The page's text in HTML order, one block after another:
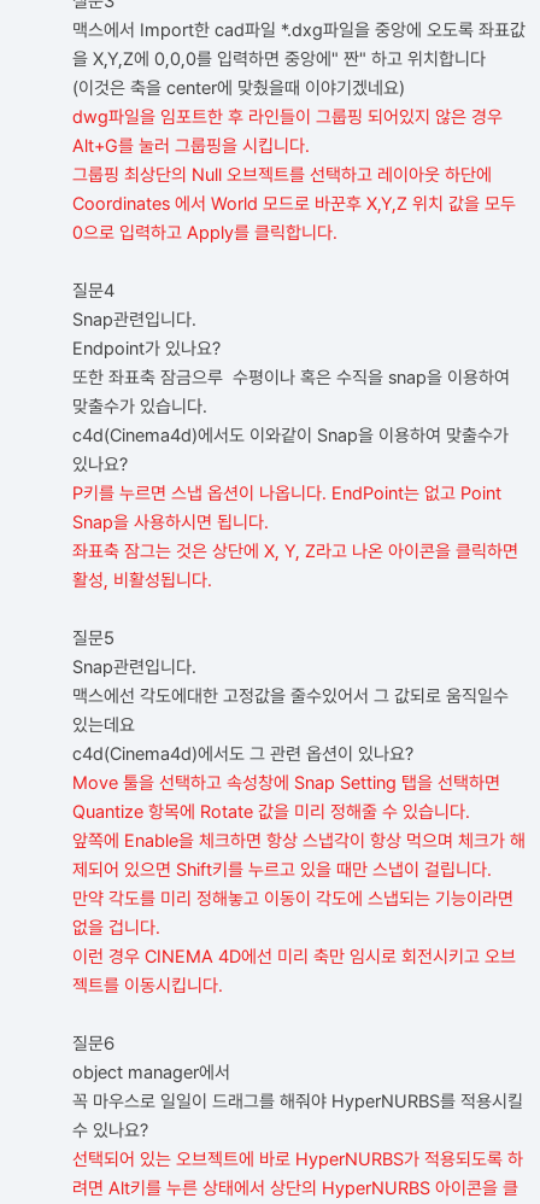
맥스에서 Import한 cad파일 *.dxg파일을 중앙에 오도록 좌표값
을 X,Y,Z에 0,0,0를 입력하면 중앙에" 짠" 하고 위치합니다
(이것은 축을 center에 맞췄을때 이야기겠네요)
dwg파일을 임포트한 후 라인들이 그룹핑 되어있지 않은 경우
Alt+G를 눌러 그룹핑을 시킵니다.
그룹핑 최상단의 Null 오브젝트를 선택하고 레이아웃 하단에
Coordinates 에서 World 모드로 바꾼후 X,Y,Z 위치 값을 모두
0으로 입력하고 Apply를 클릭합니다.
질문4
Snap관련입니다.
Endpoint가 있나요?
또한 좌표축 잠금으루 수평이나 혹은 수직을 snap을 이용하여
맞출수가 있습니다.
c4d(Cinema4d)에서도 이와같이 Snap을 이용하여 맞출수가
있나요?
P키를 누르면 스냅 옵션이 나옵니다. EndPoint는 없고 Point
Snap을 사용하시면 됩니다.
좌표축 잠그는 것은 상단에 X, Y, Z라고 나온 아이콘을 클릭하면
활성, 비활성됩니다.
질문5
Snap관련입니다.
맥스에선 각도에대한 고정값을 줄수있어서 그 값되로 움직일수
있는데요
c4d(Cinema4d)에서도 그 관련 옵션이 있나요?
Move 툴을 선택하고 속성창에 Snap Setting 탭을 선택하면
Quantize 항목에 Rotate 값을 미리 정해줄 수 있습니다.
앞쪽에 Enable을 체크하면 항상 스냅각이 항상 먹으며 체크가 해
제되어 있으면 Shift키를 누르고 있을 때만 스냅이 걸립니다.
만약 각도를 미리 정해놓고 이동이 각도에 스냅되는 기능이라면
없을 겁니다.
이런 경우 CINEMA 4D에선 미리 축만 임시로 회전시키고 오브
젝트를 이동시킵니다.
질문6
object manager에서
꼭 마우스로 일일이 드래그를 해줘야 HyperNURBS를 적용시킬
수 있나요?
선택되어 있는 오브젝트에 바로 HyperNURBS가 적용되도록 하
려면 Alt키를 누른 상태에서 상단의 HyperNURBS 아이콘을 클